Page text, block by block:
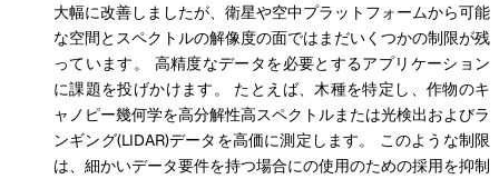
大幅に改善しましたが、衛星や空中プラットフォームから可能
な空間とスペクトルの解像度の面ではまだいくつかの制限が残
っています。 高精度なデータを必要とするアプリケーション
に課題を投げかけます。 たとえば、木種を特定し、作物のキ
ャノピー幾何学を高分解性高スペクトルまたは光検出およびラ
ンギング(LIDAR)データを高価に測定します。 このような制限
は、細かいデータ要件を持つ場合にの使用のための採用を抑制